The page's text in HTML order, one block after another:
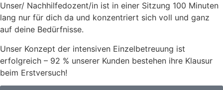
Unser/ Nachhilfedozent/in ist in einer Sitzung 100 Minuten
lang nur für dich da und konzentriert sich voll und ganz
auf deine Bedürfnisse.
Unser Konzept der intensiven Einzelbetreuung ist
erfolgreich – 92 % unserer Kunden bestehen ihre Klausur
beim Erstversuch!